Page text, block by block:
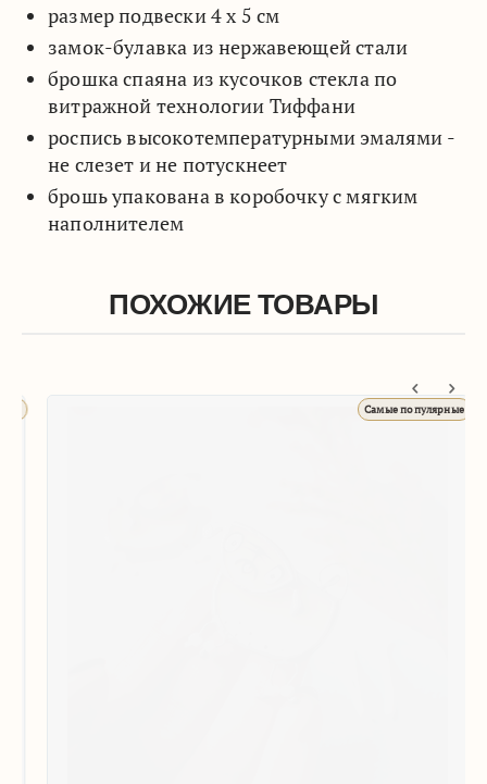
размер подвески 4 х 5 см
замок-булавка из нержавеющей стали
брошка спаяна из кусочков стекла по
витражной технологии Тиффани
роспись высокотемпературными эмалями -
не слезет и не потускнеет
брошь упакована в коробочку с мягким
наполнителем
ПОХОЖИЕ ТОВАРЫ
Самые популярные